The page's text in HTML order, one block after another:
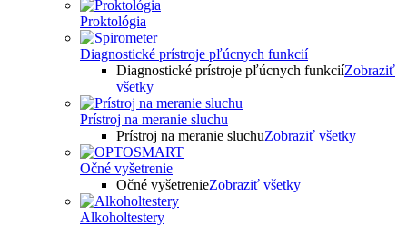
Proktológia
Diagnostické prístroje pľúcnych funkcií
Diagnostické prístroje pľúcnych funkciíZobraziť
všetky
Prístroj na meranie sluchu
Prístroj na meranie sluchuZobraziť všetky
Očné vyšetrenie
Očné vyšetrenieZobraziť všetky
Alkoholtestery